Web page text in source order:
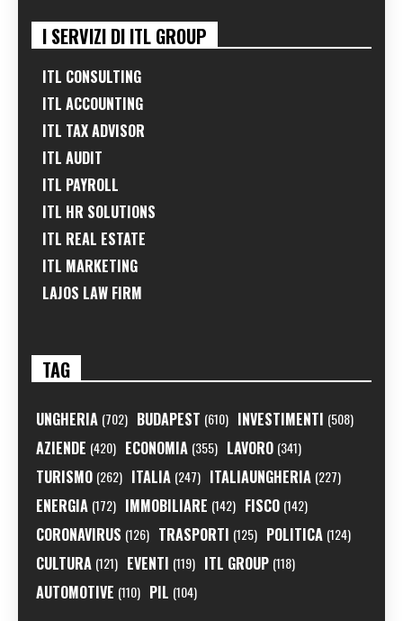
I SERVIZI DI ITL GROUP
ITL CONSULTING
ITL ACCOUNTING
ITL TAX ADVISOR
ITL AUDIT
ITL PAYROLL
ITL HR SOLUTIONS
ITL REAL ESTATE
ITL MARKETING
LAJOS LAW FIRM
TAG
UNGHERIA (702) BUDAPEST (610) INVESTIMENTI (508)
AZIENDE (420) ECONOMIA (355) LAVORO (341)
TURISMO (262) ITALIA (247) ITALIAUNGHERIA (227)
ENERGIA (172) IMMOBILIARE (142) FISCO (142)
CORONAVIRUS (126) TRASPORTI (125) POLITICA (124)
CULTURA (121) EVENTI (119) ITL GROUP (118)
AUTOMOTIVE (110) PIL (104)